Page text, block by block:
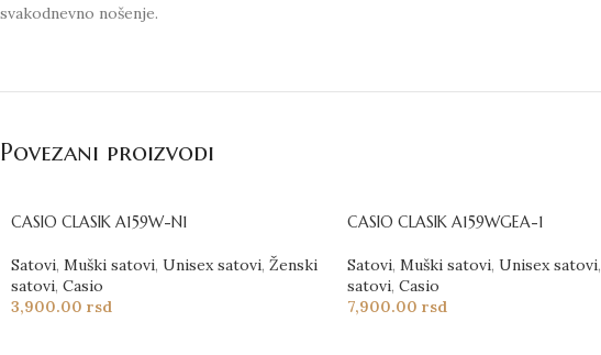
svakodnevno nošenje.
Povezani proizvodi
CASIO CLASIK A159W-N1
Satovi, Muški satovi, Unisex satovi, Ženski
satovi, Casio
3,900.00 rsd
CASIO CLASIK A159WGEA-1
Satovi, Muški satovi, Unisex satovi,
satovi, Casio
7,900.00 rsd